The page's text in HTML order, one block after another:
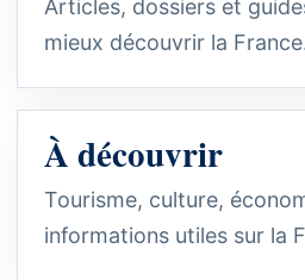
Articles, dossiers et
mieux découvrir la
À découvrir
Tourisme, culture,
informations utiles sur la